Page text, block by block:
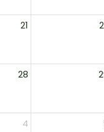
21
28
4